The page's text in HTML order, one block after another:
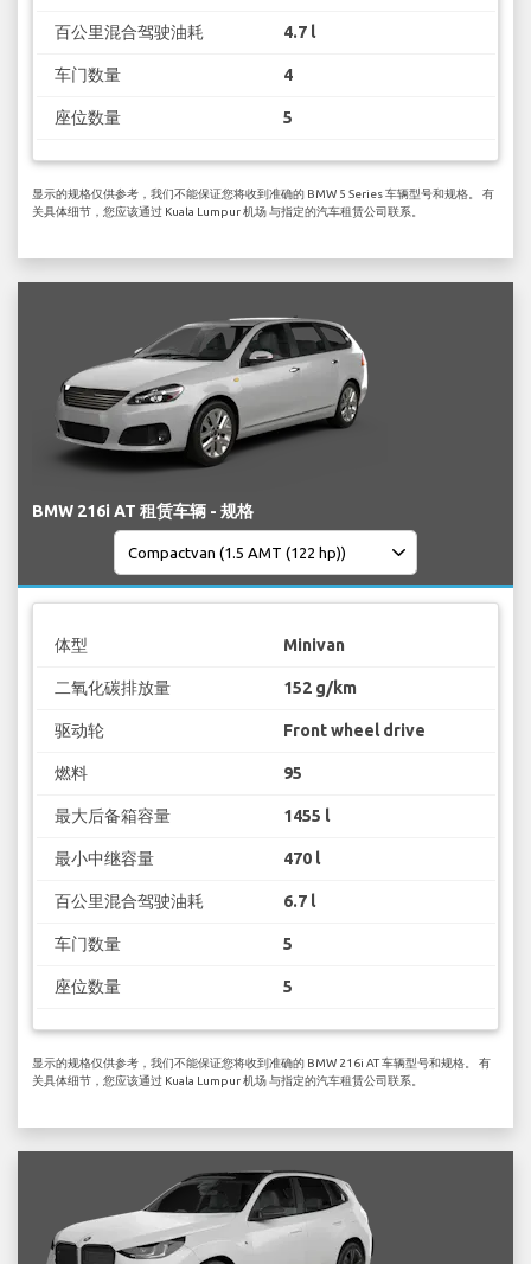
百公里混合驾驶油耗 4.7 l
车门数量 4
座位数量 5
显示的规格仅供参考，我们不能保证您将收到准确的 BMW 5 Series 车辆型号和规格。 有
关具体细节，您应该通过 Kuala Lumpur 机场 与指定的汽车租赁公司联系。
BMW 216i AT 租赁车辆 - 规格
体型 Minivan
二氧化碳排放量 152 g/km
驱动轮 Front wheel drive
燃料 95
最大后备箱容量 1455 l
最小中继容量 470 l
百公里混合驾驶油耗 6.7 l
车门数量 5
座位数量 5
显示的规格仅供参考，我们不能保证您将收到准确的 BMW 216i AT 车辆型号和规格。 有
关具体细节，您应该通过 Kuala Lumpur 机场 与指定的汽车租赁公司联系。